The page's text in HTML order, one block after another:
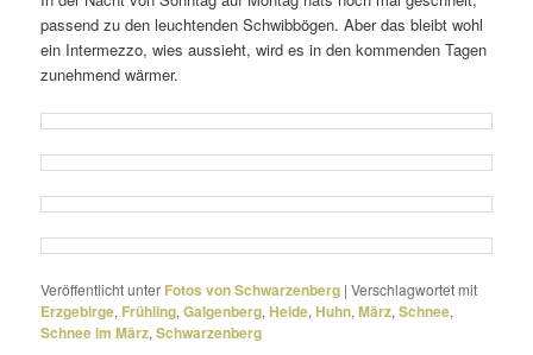
passend zu den leuch­tenden Schwibbögen. Aber das bleibt wohl
ein Intermezzo, wies aussieht, wird es in den kommenden Tagen
zuneh­mend wärmer.
Veröffentlicht unter Fotos von Schwarzenberg |Verschlagwortet mit
Erzgebirge, Frühling,Galgenberg,Heide,Huhn,März,Schnee,
Schnee im März,Schwarzenberg